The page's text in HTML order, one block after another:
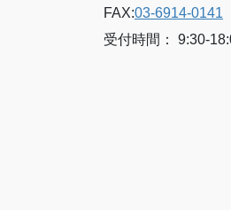
FAX:03-6914-0141
受付時間： 9:30-